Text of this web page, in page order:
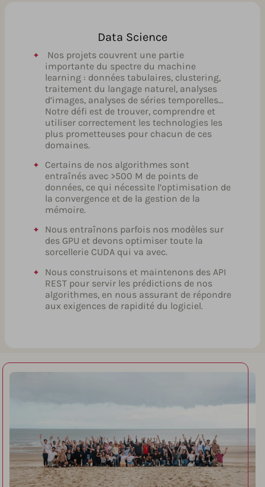
Data Science
Nos projets couvrent une partie
importante du spectre du machine
learning : données tabulaires, clustering,
traitement du langage naturel, analyses
d’images, analyses de séries temporelles…
Notre défi est de trouver, comprendre et
utiliser correctement les technologies les
plus prometteuses pour chacun de ces
domaines.
Certains de nos algorithmes sont
entraînés avec >500 M de points de
données, ce qui nécessite l’optimisation de
la convergence et de la gestion de la
mémoire.
Nous entraînons parfois nos modèles sur
des GPU et devons optimiser toute la
sorcellerie CUDA qui va avec.
Nous construisons et maintenons des API
REST pour servir les prédictions de nos
algorithmes, en nous assurant de répondre
aux exigences de rapidité du logiciel.